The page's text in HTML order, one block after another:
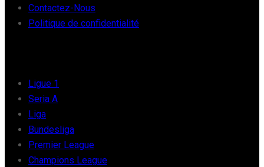
Contactez-Nous
Politique de confidentialité
Ligue 1
Seria A
Liga
Bundesliga
Premier League
Champions League